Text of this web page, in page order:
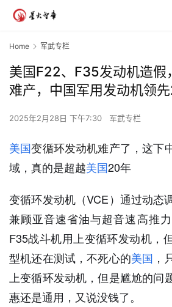
Home 军武专栏
美国F22、F35发动机造假
难产，中国军用发动机领先
2025年2月28日 下午7:30 军武专栏
美国变循环发动机难产了，这下
域，真的是超越美国20年
变循环发动机（VCE）通过动态
兼顾亚音速省油与超音速高推
F35战斗机用上变循环发动机，
型机还在测试，不死心的美国 ，
上变循环发动机，但是尴尬的问
惠还是通用，又说没钱了。